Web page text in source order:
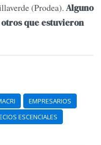
(Prodea). Alguno
que estuvieron
EMPRESARIOS
ESCENCIALES